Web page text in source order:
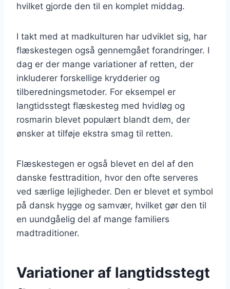
hvilket gjorde den til en komplet middag.
I takt med at madkulturen har udviklet sig, har
flæskestegen også gennemgået forandringer. I
dag er der mange variationer af retten, der
inkluderer forskellige krydderier og
tilberedningsmetoder. For eksempel er
langtidsstegt flæskesteg med hvidløg og
rosmarin blevet populært blandt dem, der
ønsker at tilføje ekstra smag til retten.
Flæskestegen er også blevet en del af den
danske festtradition, hvor den ofte serveres
ved særlige lejligheder. Den er blevet et symbol
på dansk hygge og samvær, hvilket gør den til
en uundgåelig del af mange familiers
madtraditioner.
Variationer af langtidsstegt